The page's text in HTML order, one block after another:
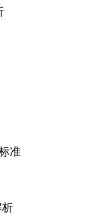
准
析